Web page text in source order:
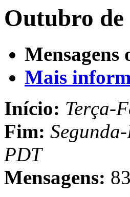
Outubro
Mensagens
Mais
Início: Terça-
Fim:
PDT
Mensagens: 83